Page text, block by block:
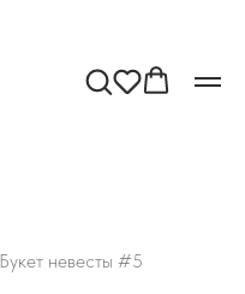
Букет невесты #5